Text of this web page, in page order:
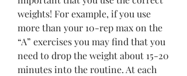
weights! For example, if you use
more than your 10-rep max on the
“A” exercises you may find that you
need to drop the weight about 15-20
minutes into the routine. At each